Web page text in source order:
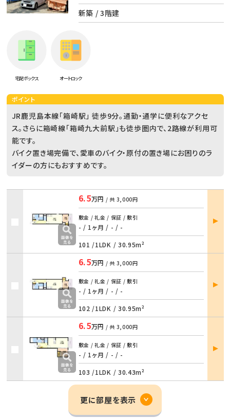
新築 / 3階建
宅配ボックス オートロック
ポイント
JR鹿児島本線「箱崎駅」 徒歩9分。通勤・通学に便利なアクセ
ス。さらに箱崎線「箱崎九大前駅」も徒歩圏内で、2路線が利用可
能です。
バイク置き場完備で、愛車のバイク・原付の置き場にお困りのラ
イダーの方にもおすすめです。
6.5万円 / 共 3,000円
敷金 / 礼金 / 保証 / 敷引
- / 1ヶ月 / - / -
101 /1LDK / 30.95m²
部屋
詳細
6.5万円 / 共 3,000円
敷金 / 礼金 / 保証 / 敷引
- / 1ヶ月 / - / -
102 /1LDK / 30.95m²
部屋
詳細
6.5万円 / 共 3,000円
敷金 / 礼金 / 保証 / 敷引
- / 1ヶ月 / - / -
103 /1LDK / 30.43m²
部屋
詳細
更に部屋を表示